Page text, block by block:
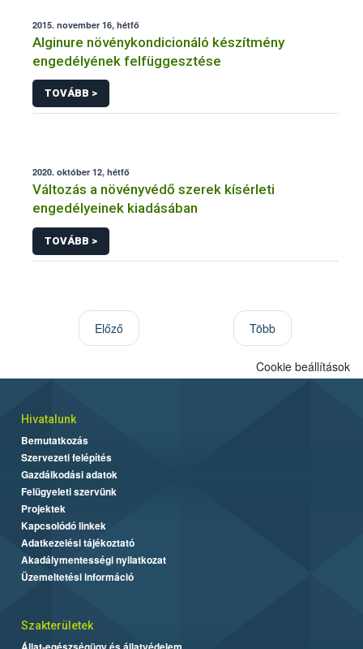
2015. november 16, hétfő
Alginure növénykondicionáló készítmény
engedélyének felfüggesztése
TOVÁBB >
2020. október 12, hétfő
Változás a növényvédő szerek kísérleti
engedélyeinek kiadásában
TOVÁBB >
Előző Több
Cookie beállítások
Hivatalunk
Bemutatkozás
Szervezeti felépítés
Gazdálkodási adatok
Felügyeleti szervünk
Projektek
Kapcsolódó linkek
Adatkezelési tájékoztató
Akadálymentességi nyilatkozat
Üzemeltetési információ
Szakterületek